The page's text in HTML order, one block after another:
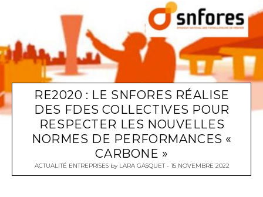
RE2020 : LE SNFORES RÉALISE
DES FDES COLLECTIVES POUR
RESPECTER LES NOUVELLES
NORMES DE PERFORMANCES «
CARBONE »
ACTUALITÉ ENTREPRISESby LARA GASQUET 15 NOVEMBRE 2022